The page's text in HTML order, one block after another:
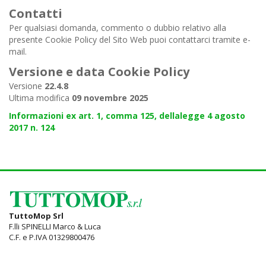
Contatti
Per qualsiasi domanda, commento o dubbio relativo alla
presente Cookie Policy del Sito Web puoi contattarci tramite e-
mail.
Versione e data Cookie Policy
Versione 22.4.8
Ultima modifica 09 novembre 2025
Informazioni ex art. 1, comma 125, dellalegge 4 agosto
2017 n. 124
TuttoMop Srl
F.lli SPINELLI Marco & Luca
C.F. e P.IVA 01329800476